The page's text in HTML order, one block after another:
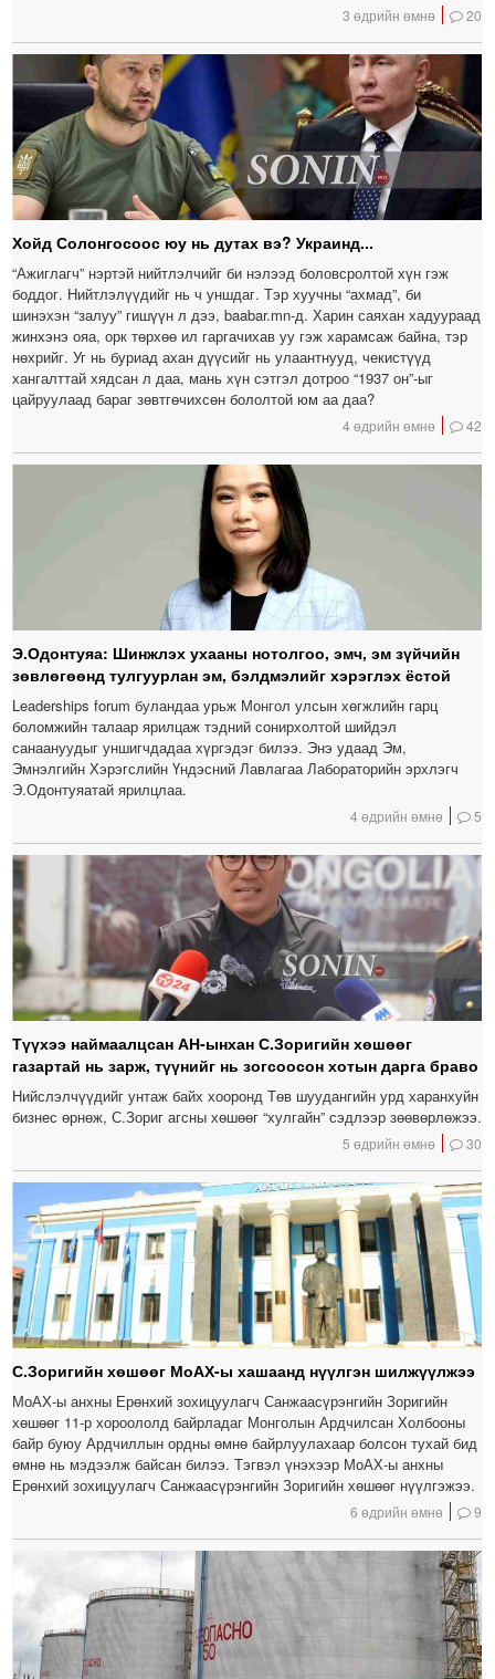
3 өдрийн өмнө 20
Хойд Солонгосоос юу нь дутах вэ? Украинд...
“Ажиглагч” нэртэй нийтлэлчийг би нэлээд боловсролтой хүн гэж
боддог. Нийтлэлүүдийг нь ч уншдаг. Тэр хуучны “ахмад”, би
шинэхэн “залуу” гишүүн л дээ, baabar.mn-д. Харин саяхан хадуураад
жинхэнэ ояа, орк төрхөө ил гаргачихав уу гэж харамсаж байна, тэр
нөхрийг. Уг нь буриад ахан дүүсийг нь улаантнууд, чекистүүд
хангалттай хядсан л даа, мань хүн сэтгэл дотроо “1937 он”-ыг
цайруулаад бараг зөвтгөчихсөн бололтой юм аа даа?
4 өдрийн өмнө 42
Э.Одонтуяа: Шинжлэх ухааны нотолгоо, эмч, эм зүйчийн
зөвлөгөөнд тулгуурлан эм, бэлдмэлийг хэрэглэх ёстой
Leaderships forum буландаа урьж Монгол улсын хөгжлийн гарц
боломжийн талаар ярилцаж тэдний сонирхолтой шийдэл
санаануудыг уншигчдадаа хүргэдэг билээ. Энэ удаад Эм,
Эмнэлгийн Хэрэгслийн Үндэсний Лавлагаа Лабораторийн эрхлэгч
Э.Одонтуяатай ярилцлаа.
4 өдрийн өмнө 5
Түүхээ наймаалцсан АН-ынхан С.Зоригийн хөшөөг
газартай нь зарж, түүнийг нь зогсоосон хотын дарга браво
Нийслэлчүүдийг унтаж байх хооронд Төв шуудангийн урд харанхуйн
бизнес өрнөж, С.Зориг агсны хөшөөг “хулгайн” сэдлээр зөөвөрлөжээ.
5 өдрийн өмнө 30
С.Зоригийн хөшөөг МоАХ-ы хашаанд нүүлгэн шилжүүлжээ
МоАХ-ы анхны Ерөнхий зохицуулагч Санжаасүрэнгийн Зоригийн
хөшөөг 11-р хороололд байрладаг Монголын Ардчилсан Холбооны
байр буюу Ардчиллын ордны өмнө байрлуулахаар болсон тухай бид
өмнө нь мэдээлж байсан билээ. Тэгвэл үнэхээр МоАХ-ы анхны
Ерөнхий зохицуулагч Санжаасүрэнгийн Зоригийн хөшөөг нүүлгэжээ.
6 өдрийн өмнө 9